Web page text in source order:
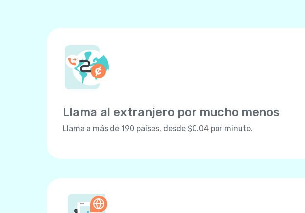
Llama al extranjero por mucho menos
Llama a más de 190 países, desde $0.04 por minuto.